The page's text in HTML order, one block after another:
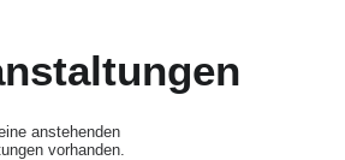
anstehenden
vorhanden.